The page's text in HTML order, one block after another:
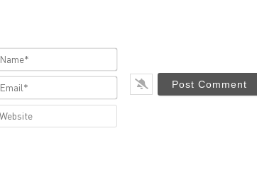
Name*
Email*
Website